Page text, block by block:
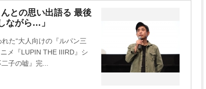
との思い出語る 最後
ながら…」
た“大人向けの『ルパン三
メ『LUPIN THE IIIRD』シ
子の嘘』完...